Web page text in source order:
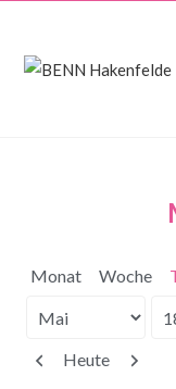
Monat Woche
Monat
Tag
Jahr
Zurück
Heute Weiter